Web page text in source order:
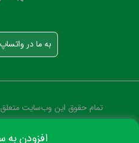
افزودن به
به ما در
تمام حقوق این وب‌سایت متعلق